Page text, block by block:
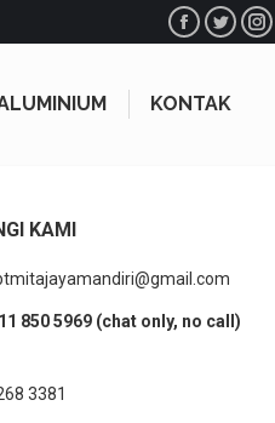
Facebook
Twitter
KONTAK
KAMI
850 5969 (chat only, no call)
3381
KONTAK